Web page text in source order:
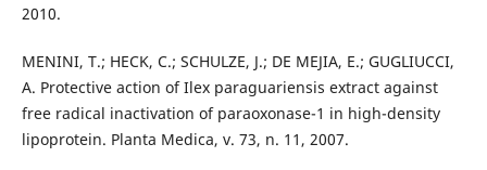
2010.
MENINI, T.; HECK, C.; SCHULZE, J.; DE MEJIA, E.; GUGLIUCCI,
A. Protective action of Ilex paraguariensis extract against
free radical inactivation of paraoxonase-1 in high-density
lipoprotein. Planta Medica, v. 73, n. 11, 2007.